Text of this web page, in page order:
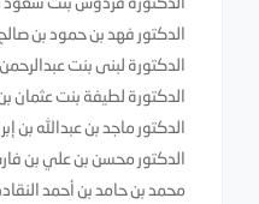
الدكتور فهد بن حمود بن
الدكتورة لبنى بنت
الدكتورة لطيفة بنت عثمان
الدكتور ماجد بن عبدالله بن
الدكتور محسن بن علي بن
محمد بن حامد بن أحمد